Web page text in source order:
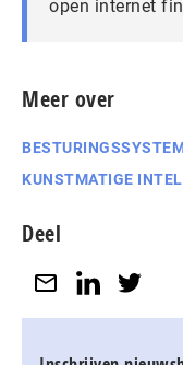
open internet
Meer over
KUNSTMATIGE
Deel